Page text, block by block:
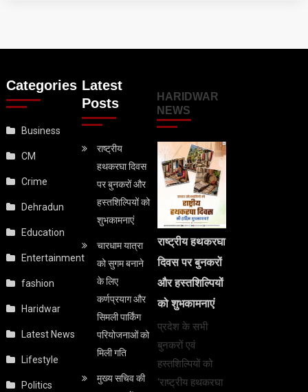
Categories
Business
CM
Crime
Dehradun
Education
Entertainment
fashion
Haridwar
Latest News
Lifestyle
Politics
Latest
Posts
राष्ट्रीय
हथकरघा दिवस
पर बुनकरों और
हस्तशिल्पियों को
शुभकामनाएं
चारधाम यात्रा
को सुगम बनाने
के लिए
कर्णप्रयाग और
सिमली पार्किंग
परियोजनाओं को
मिली गति
मुख्य सचिव की
HARIDWAR
NEWS
राष्ट्रीय हथकरघा
दिवस पर बुनकरों
और हस्तशिल्पियों
को शुभकामनाएं
प्रदेश के सभी
बुनकरों एवं
हस्तशिल्पियों को
‘राष्ट्रीय हथकरघा